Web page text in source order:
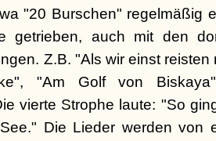
"20 Burschen" regelmäßig
getrieben, auch mit den
Z.B. "Als wir einst
"Am Golf von
vierte Strophe laute: "So
Die Lieder werden von